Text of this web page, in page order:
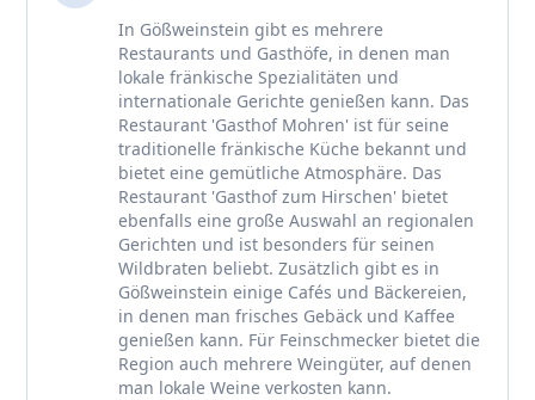
In Gößweinstein gibt es mehrere
Restaurants und Gasthöfe, in denen man
lokale fränkische Spezialitäten und
internationale Gerichte genießen kann. Das
Restaurant 'Gasthof Mohren' ist für seine
traditionelle fränkische Küche bekannt und
bietet eine gemütliche Atmosphäre. Das
Restaurant 'Gasthof zum Hirschen' bietet
ebenfalls eine große Auswahl an regionalen
Gerichten und ist besonders für seinen
Wildbraten beliebt. Zusätzlich gibt es in
Gößweinstein einige Cafés und Bäckereien,
in denen man frisches Gebäck und Kaffee
genießen kann. Für Feinschmecker bietet die
Region auch mehrere Weingüter, auf denen
man lokale Weine verkosten kann.